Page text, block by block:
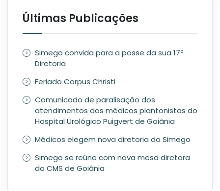
Últimas Publicações
Simego convida para a posse da sua 17ª
Diretoria
Feriado Corpus Christi
Comunicado de paralisação dos
atendimentos dos médicos plantonistas do
Hospital Urológico Puigvert de Goiânia
Médicos elegem nova diretoria do Simego
Simego se reúne com nova mesa diretora
do CMS de Goiânia